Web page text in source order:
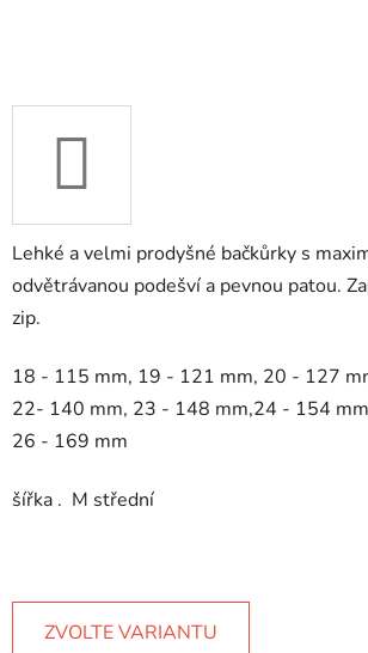
Lehké a velmi prodyšné bačkůrky s
odvětrávanou podešví a pevnou patou.
zip.
18 - 115 mm, 19 - 121 mm, 20 - 127
22- 140 mm, 23 - 148 mm,24 - 154
26 - 169 mm
šířka . M střední
ZVOLTE VARIANTU